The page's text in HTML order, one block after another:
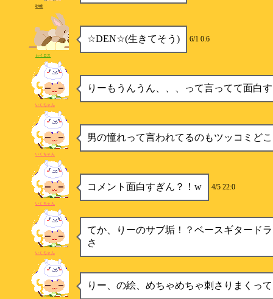
砂糖
☆DEN☆(生きてそう) 6/1 0:6
カイロス
りーもうんうん、、、って言ってて面白
いくちゃん
男の憧れって言われてるのもツッコミど
いくちゃん
コメント面白すぎん？！w 4/5 22:0
いくちゃん
てか、りーのサブ垢！？ベースギタード
さ
いくちゃん
りー、の絵、めちゃめちゃ刺さりまくっ